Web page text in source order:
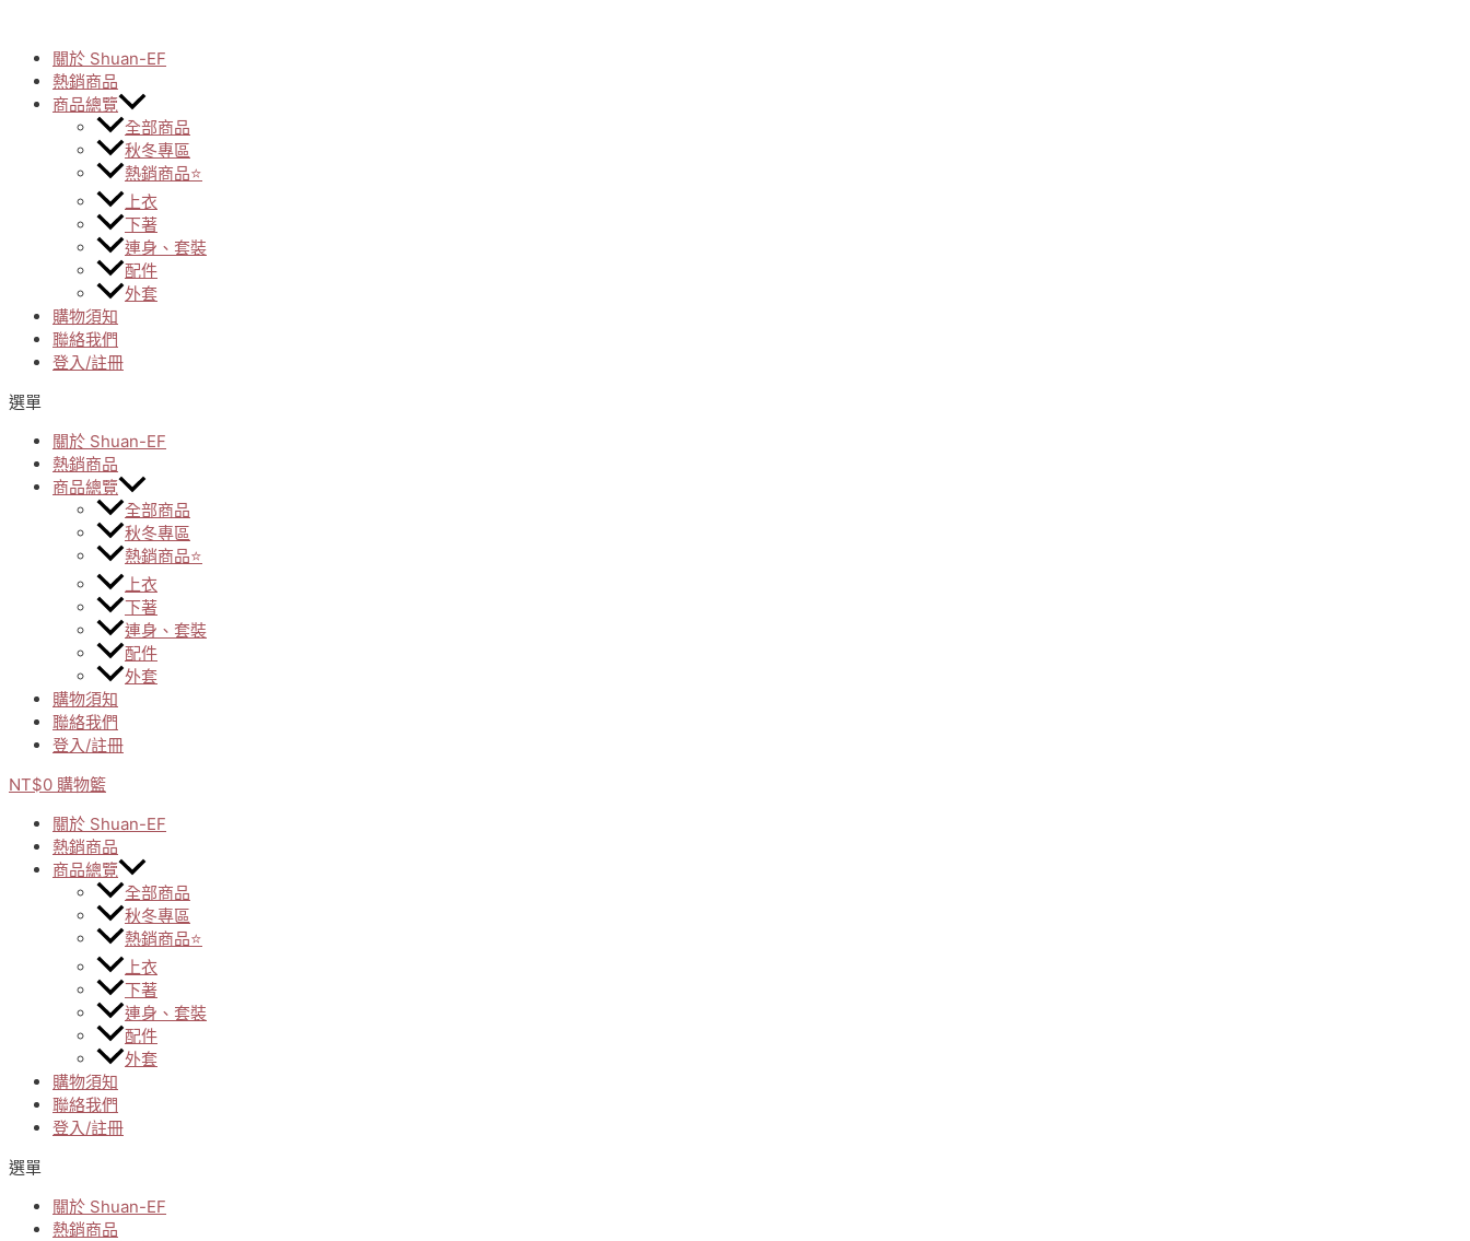
content關於 Shuan-EF
熱銷商品
商品總覽
全部商品
秋冬專區
熱銷商品⭐
上衣
下著
連身、套裝
配件
外套
購物須知
聯絡我們
登入/註冊
選單
關於 Shuan-EF
熱銷商品
商品總覽
全部商品
秋冬專區
熱銷商品⭐
上衣
下著
連身、套裝
配件
外套
購物須知
聯絡我們
登入/註冊
NT$0 購物籃
關於 Shuan-EF
熱銷商品
商品總覽
全部商品
秋冬專區
熱銷商品⭐
上衣
下著
連身、套裝
配件
外套
購物須知
聯絡我們
登入/註冊
選單
關於 Shuan-EF
熱銷商品